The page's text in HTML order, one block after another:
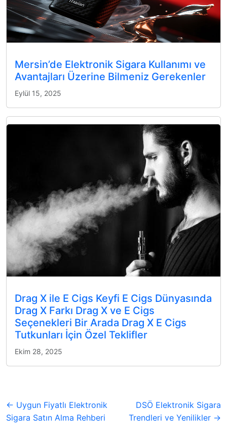
Mersin’de Elektronik Sigara Kullanımı ve
Avantajları Üzerine Bilmeniz Gerekenler
Eylül 15, 2025
Drag X ile E Cigs Keyfi E Cigs Dünyasında
Drag X Farkı Drag X ve E Cigs
Seçenekleri Bir Arada Drag X E Cigs
Tutkunları İçin Özel Teklifler
Ekim 28, 2025
← Uygun Fiyatlı Elektronik
Sigara Satın Alma Rehberi
DSÖ Elektronik Sigara
Trendleri ve Yenilikler →